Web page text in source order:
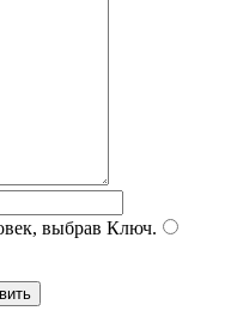
выбрав Ключ.